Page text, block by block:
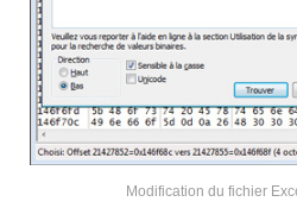
Modification du fichier